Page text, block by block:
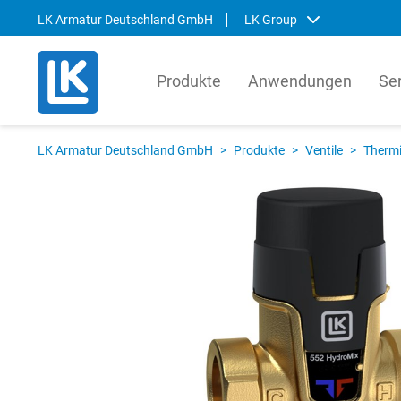
LK Armatur Deutschland GmbH LK Group
LK Armatur
LK Armatur ist einer der führenden Ventil-
fertigt jedes Jahr Millionen Ventile für den
globalen SHK-Markt. Egal, welche Art von
Steuerungen, vorgefertigte Teile und
andere Komponenten belegen unser
umfassendes Know-how immer wieder
LK
Svenska
English
Norsk
Produkte Anwendungen
LK Armatur Deutschland GmbH > Produkte > Ventile >